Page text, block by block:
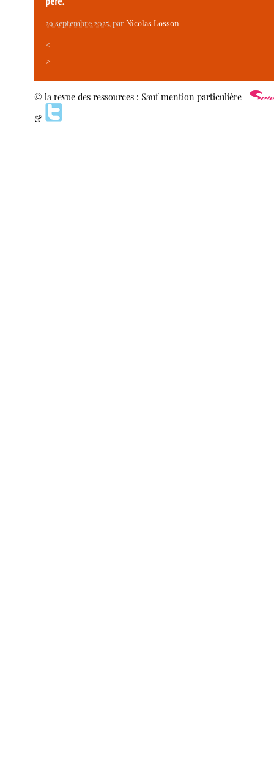
29 septembre 2025, parNicolas Losson
<
>
© la revue des ressources : Sauf mention particulière |
&